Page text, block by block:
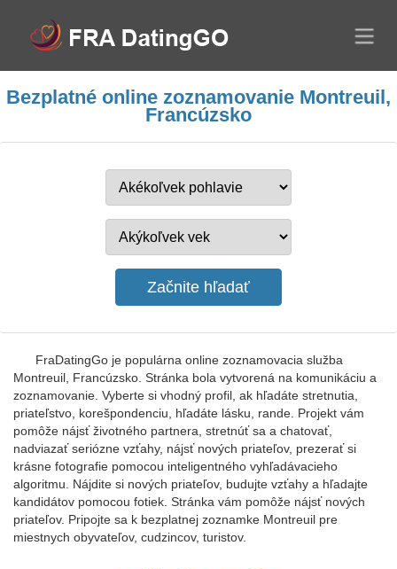
Bezplatné online zoznamovanie Montreuil,
Francúzsko
FraDatingGo je populárna online zoznamovacia služba
Montreuil, Francúzsko. Stránka bola vytvorená na komunikáciu a
zoznamovanie. Vyberte si vhodný profil, ak hľadáte stretnutia,
priateľstvo, korešpondenciu, hľadáte lásku, rande. Projekt vám
pomôže nájsť životného partnera, stretnúť sa a chatovať,
nadviazať seriózne vzťahy, nájsť nových priateľov, prezerať si
krásne fotografie pomocou inteligentného vyhľadávacieho
algoritmu. Nájdite si nových priateľov, budujte vzťahy a hľadajte
kandidátov pomocou fotiek. Stránka vám pomôže nájsť nových
priateľov. Pripojte sa k bezplatnej zoznamke Montreuil pre
miestnych obyvateľov, cudzincov, turistov.